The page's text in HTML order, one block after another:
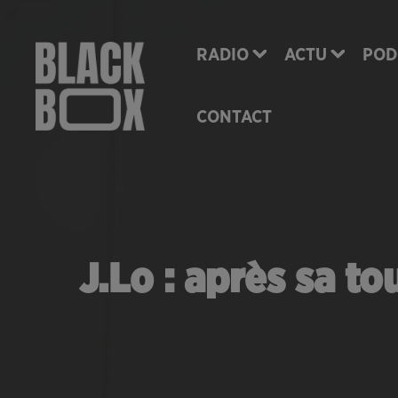
RADIO ACTU
CONTACT
J.Lo : après sa